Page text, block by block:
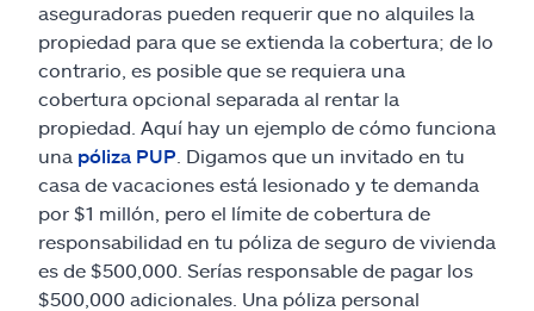
aseguradoras pueden requerir que no alquiles la
propiedad para que se extienda la cobertura; de lo
contrario, es posible que se requiera una
cobertura opcional separada al rentar la
propiedad. Aquí hay un ejemplo de cómo funciona
una póliza PUP . Digamos que un invitado en tu
casa de vacaciones está lesionado y te demanda
por $1 millón, pero el límite de cobertura de
responsabilidad en tu póliza de seguro de vivienda
es de $500,000. Serías responsable de pagar los
$500,000 adicionales. Una póliza personal